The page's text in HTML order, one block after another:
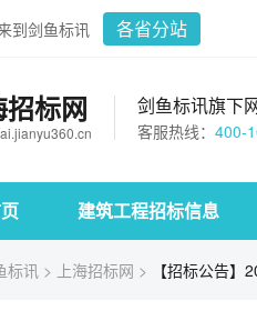
到剑鱼标讯 各省分站
招标网 剑鱼标讯旗下
客服热线： 400-
建筑工程招标信息
标讯 > 上海招标网 > 【招标公告